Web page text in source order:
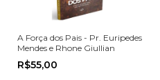
A Força dos Pais - Pr. Euripedes
Mendes e Rhone Giullian
R$55,00